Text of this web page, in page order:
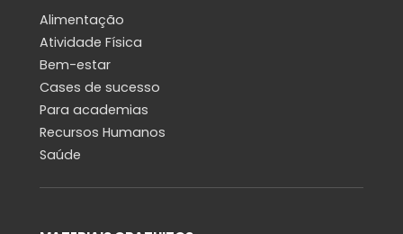
Alimentação
Atividade Física
Bem-estar
Cases de sucesso
Para academias
Recursos Humanos
Saúde